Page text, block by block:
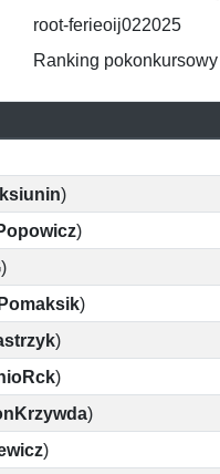
root-ferieoij022025
Ranking pokonkursowy
)
)
)
Pomaksik)
)
)
)
)